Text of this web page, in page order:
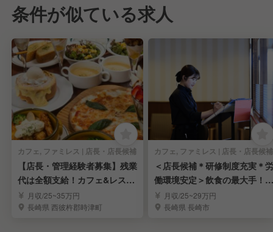
条件が似ている求人
カフェ, ファミレス | 店長・店長候補
【店長・管理経験者募集】残業
代は全額支給！カフェ&レスト
ラン店長候補募集
月収/25~35万円
長崎県 西彼杵郡時津町
カフェ, ファミレス | 店長・店長候補
＜店長候補＊研修制度充実＊労
働環境安定＞飲食の最大手！す
かいらーくグループ
月収/25~29万円
長崎県 長崎市